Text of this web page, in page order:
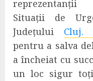
reprezentanții
Situații de
Județului Cluj.
pentru a salva
a încheiat cu
un loc sigur